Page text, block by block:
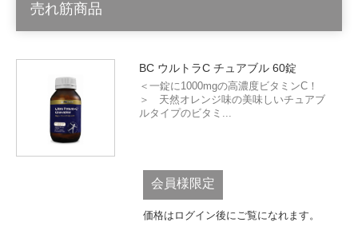
売れ筋商品
BC ウルトラC チュアブル 60錠
＜一錠に1000mgの高濃度ビタミンC！
＞ 天然オレンジ味の美味しいチュアブ
ルタイプのビタミ...
会員様限定
価格はログイン後にご覧になれます。